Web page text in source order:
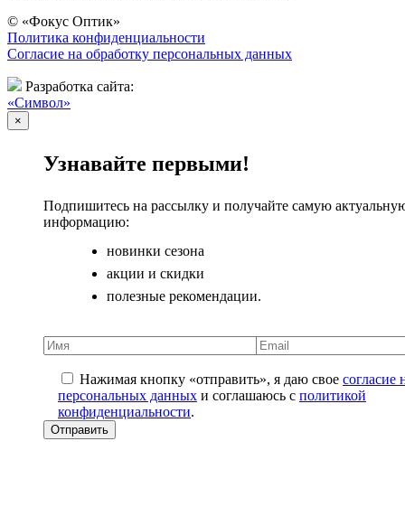
© «Фокус Оптик»
Политика конфиденциальности
Согласие на обработку персональных данных
Разработка сайта:
«Символ»
×
Узнавайте первыми!
Подпишитесь на рассылку и получайте самую
информацию:
новинки сезона
акции и скидки
полезные рекомендации.
Нажимая кнопку «отправить», я даю свое согласие
персональных данных и соглашаюсь с политикой
конфиденциальности.